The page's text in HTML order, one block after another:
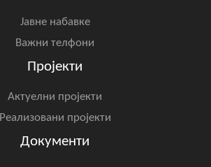
Јавне набавке
Важни телфони
Пројекти
Актуелни пројекти
Реализовани пројекти
Документи